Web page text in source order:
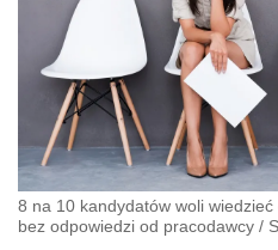
8 na 10 kandydatów woli
bez odpowiedzi od pracodawcy /